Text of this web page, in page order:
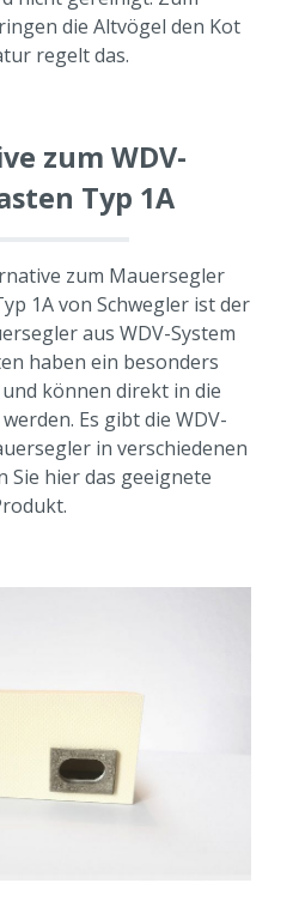
die Altvögel den Kot
regelt das.
zum WDV-
Typ 1A
zum Mauersegler
1A von Schwegler ist der
aus WDV-System
haben ein besonders
können direkt in die
Es gibt die WDV-
in verschiedenen
Sie hier das geeignete